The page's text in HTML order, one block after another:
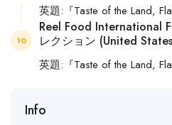
英題:『Taste of the Land,
10
Reel Food International
レクション (United
英題:『Taste of the Land,
Info